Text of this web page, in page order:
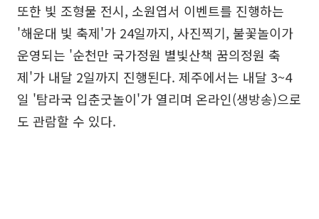
또한 빛 조형물 전시, 소원엽서 이벤트를 진행하는
'해운대 빛 축제'가 24일까지, 사진찍기, 불꽃놀이가
운영되는 '순천만 국가정원 별빛산책 꿈의정원 축
제'가 내달 2일까지 진행된다. 제주에서는 내달 3~4
일 '탐라국 입춘굿놀이'가 열리며 온라인(생방송)으로
도 관람할 수 있다.